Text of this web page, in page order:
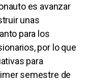
es avanzar
unas
para los
por lo que
para
semestre de